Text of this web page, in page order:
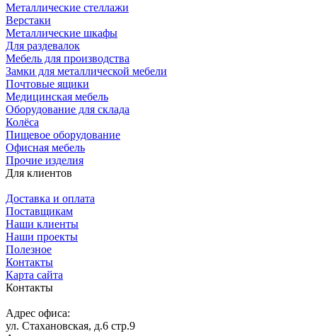
Металлические стеллажи
Верстаки
Металлические шкафы
Для раздевалок
Мебель для производства
Замки для металлической мебели
Почтовые ящики
Медицинская мебель
Оборудование для склада
Колёса
Пищевое оборудование
Офисная мебель
Прочие изделия
Для клиентов
Доставка и оплата
Поставщикам
Наши клиенты
Наши проекты
Полезное
Контакты
Карта сайта
Контакты
Адрес офиса:
ул. Стахановская, д.6 стр.9